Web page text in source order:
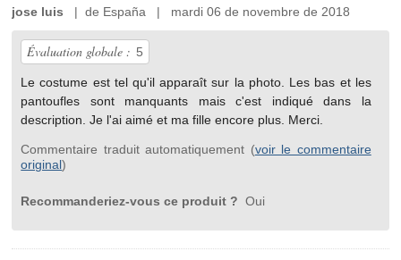
jose luis | de España | mardi 06 de novembre de 2018
Évaluation globale : 5
Le costume est tel qu'il apparaît sur la photo. Les bas et les
pantoufles sont manquants mais c'est indiqué dans la
description. Je l'ai aimé et ma fille encore plus. Merci.
Commentaire traduit automatiquement (voir le commentaire
original)
Recommanderiez-vous ce produit ? Oui